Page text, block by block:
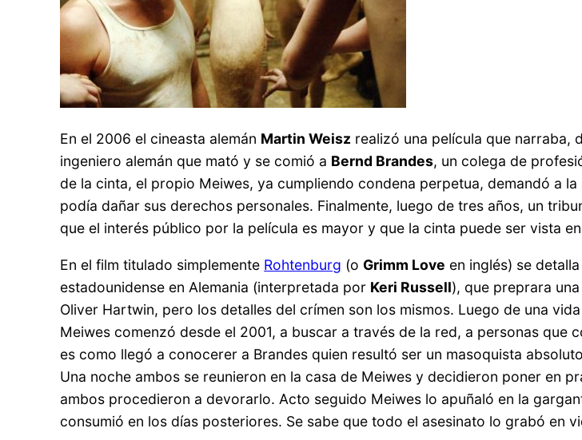
En el 2006 el cineasta alemán Martin Weisz realizó una película que narraba,
ingeniero alemán que mató y se comió a Bernd Brandes, un colega de
de la cinta, el propio Meiwes, ya cumpliendo condena perpetua, demandó a
podía dañar sus derechos personales. Finalmente, luego de tres años, un
que el interés público por la película es mayor y que la cinta puede ser vista
En el film titulado simplemente Rohtenburg (o Grimm Love en inglés) se
estadounidense en Alemania (interpretada por Keri Russell), que preprara
Oliver Hartwin, pero los detalles del crímen son los mismos. Luego de una
Meiwes comenzó desde el 2001, a buscar a través de la red, a personas
es como llegó a conocerer a Brandes quien resultó ser un masoquista
Una noche ambos se reunieron en la casa de Meiwes y decidieron poner en
ambos procedieron a devorarlo. Acto seguido Meiwes lo apuñaló en la
consumió en los días posteriores. Se sabe que todo el asesinato lo grabó en